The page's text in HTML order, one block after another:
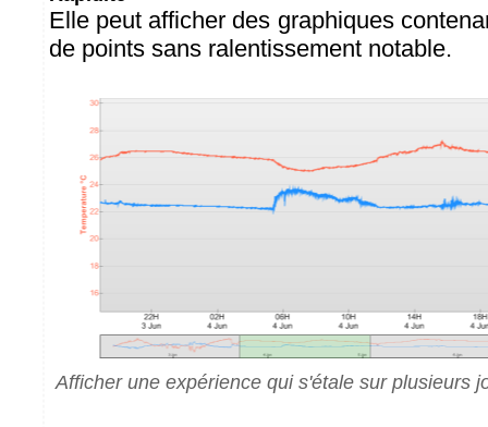
Elle peut afficher des graphiques
de points sans ralentissement notable.
Afficher une expérience qui s'étale sur plusieurs